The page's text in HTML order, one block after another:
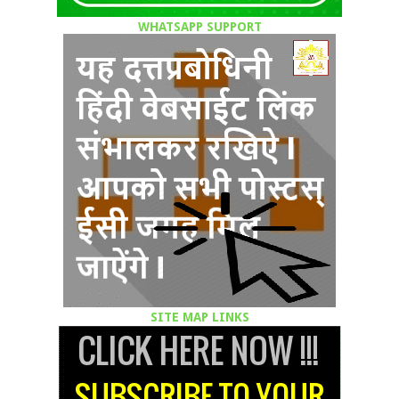
WHATSAPP SUPPORT
SITE MAP LINKS